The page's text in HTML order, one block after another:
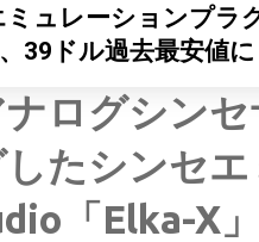
ュレーションプラ
39ドル過去最安値に
ログシン
たシンセ
「Elka-X